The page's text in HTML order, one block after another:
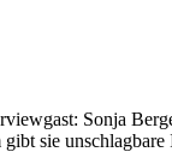
Sonja
gibt sie